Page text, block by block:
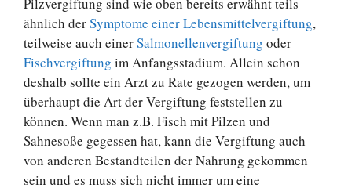
ähnlich derSymptome einer Lebensmittelvergiftung,
teilweise auch einerSalmonellenvergiftung oder
Fischvergiftung im Anfangsstadium. Allein schon
deshalb sollte ein Arzt zu Rate gezogen werden, um
überhaupt die Art der Vergiftung feststellen zu
können. Wenn man z.B. Fisch mit Pilzen und
Sahnesoße gegessen hat, kann die Vergiftung auch
von anderen Bestandteilen der Nahrung gekommen
sein und es muss sich nicht immer um eine